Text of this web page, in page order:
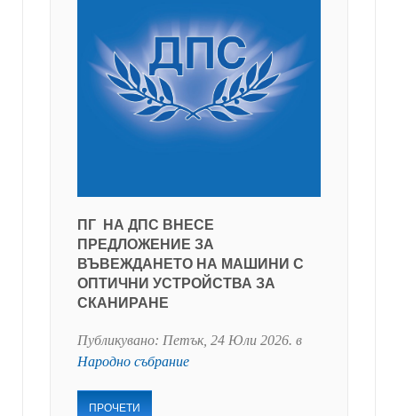
ПГ НА ДПС ВНЕСЕ
ПРЕДЛОЖЕНИЕ ЗА
ВЪВЕЖДАНЕТО НА МАШИНИ С
ОПТИЧНИ УСТРОЙСТВА ЗА
СКАНИРАНЕ
Публикувано: Петък, 24 Юли 2026. в
Народно събрание
ПРОЧЕТИ